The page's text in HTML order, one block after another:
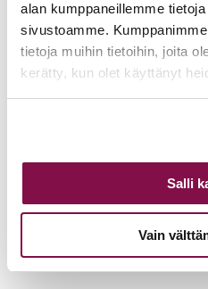
alan kumppaneillemme
sivustoamme.
tietoja muihin tietoihin, joita
kerätty, kun olet käyttänyt
Salli
Vain